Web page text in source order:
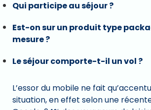
Qui participe au séjour ?
Est-on sur un produit type
mesure ?
Le séjour comporte-t-il un vol ?
L’essor du mobile ne fait
situation, en effet selon une